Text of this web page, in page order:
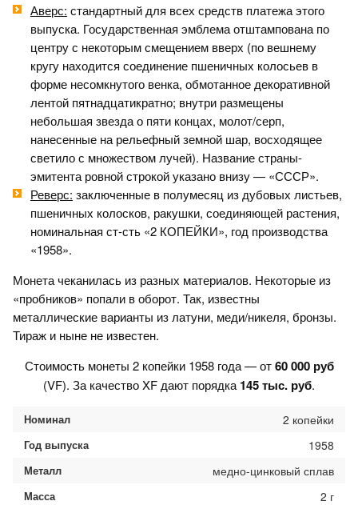
Аверс: стандартный для всех средств платежа этого
выпуска. Государственная эмблема отштампована по
центру с некоторым смещением вверх (по вешнему
кругу находится соединение пшеничных колосьев в
форме несомкнутого венка, обмотанное декоративной
лентой пятнадцатикратно; внутри размещены
небольшая звезда о пяти концах, молот/серп,
нанесенные на рельефный земной шар, восходящее
светило с множеством лучей). Название страны-
эмитента ровной строкой указано внизу — «СССР».
Реверс: заключенные в полумесяц из дубовых листьев,
пшеничных колосков, ракушки, соединяющей растения,
номинальная ст-сть «2 КОПЕЙКИ», год производства
«1958».
Монета чеканилась из разных материалов. Некоторые из
«пробников» попали в оборот. Так, известны
металлические варианты из латуни, меди/никеля, бронзы.
Тираж и ныне не известен.
Стоимость монеты 2 копейки 1958 года — от60 000 руб
(VF). За качество XF дают порядка 145 тыс. руб.
Номинал 2 копейки
Год выпуска 1958
Металл медно-цинковый сплав
Масса 2 г